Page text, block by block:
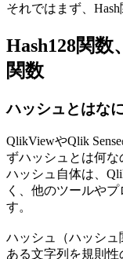
それではまず、
Hash128関数
関数
ハッシュとはな
QlikViewやQlik
ずハッシュとは何な
ハッシュ自体は、
く、他のツールや
す。
ハッシュ（ハッシュ
ある文字列を規則